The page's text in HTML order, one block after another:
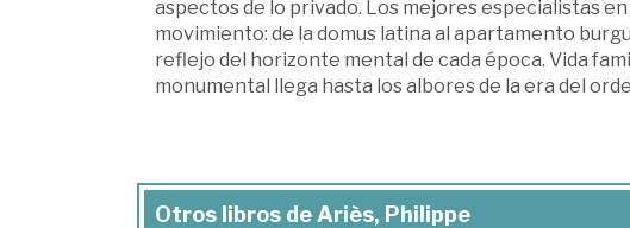
aspectos de lo privado. Los mejores especialistas
movimiento: de la domus latina al apartamento
reflejo del horizonte mental de cada época. Vida
monumental llega hasta los albores de la era del
Otros libros de Ariès, Philippe